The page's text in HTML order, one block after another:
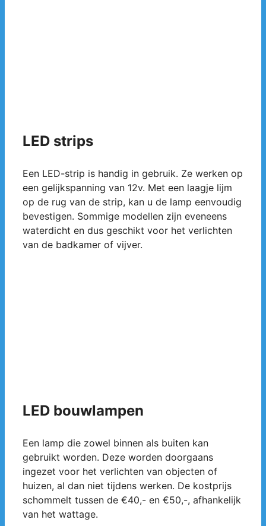
LED strips
Een LED-strip is handig in gebruik. Ze werken op
een gelijkspanning van 12v. Met een laagje lijm
op de rug van de strip, kan u de lamp eenvoudig
bevestigen. Sommige modellen zijn eveneens
waterdicht en dus geschikt voor het verlichten
van de badkamer of vijver.
LED bouwlampen
Een lamp die zowel binnen als buiten kan
gebruikt worden. Deze worden doorgaans
ingezet voor het verlichten van objecten of
huizen, al dan niet tijdens werken. De kostprijs
schommelt tussen de €40,- en €50,-, afhankelijk
van het wattage.